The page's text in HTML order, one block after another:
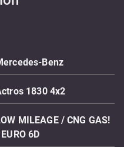
Benz
1830 4x2
MILEAGE / CNG GAS!
6D